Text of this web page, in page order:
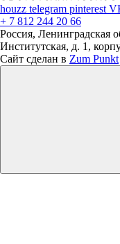
houzz telegram pinterest
+ 7 812 244 20 66
Россия, Ленинградская
Институтская, д. 1,
Сайт сделан в Zum Punkt